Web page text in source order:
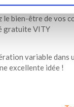
le bien-être de vos
gratuite VITY
variable dans
excellente idée !